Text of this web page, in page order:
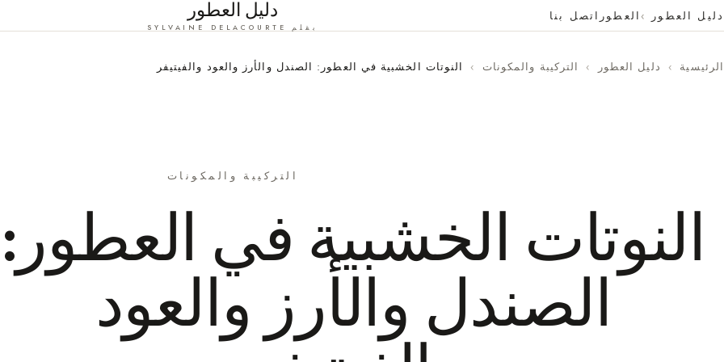
دليل العطور العطور اتصل بنا دليل العطور
بقلم SYLVAINE DELACOURTE
الرئيسية › دليل العطور › التركيبة والمكونات › النوتات الخشبية في العطور: الصندل والأرز والعود والفيتيفر
التركيبة والمكونات
النوتات الخشبية في العطور:
الصندل والأرز والعود